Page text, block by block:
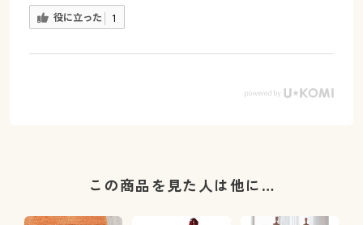
役に立った 1
この商品を見た人は他に…